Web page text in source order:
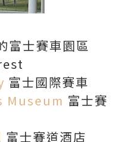
富士賽車園區
富士國際賽車
富士賽
富士賽道酒店